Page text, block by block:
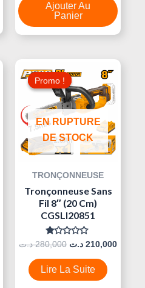
5
Ajouter Au
Panier
Le
460,000 د.ت.
Promo !
EN RUPTURE
DE STOCK
Promo !
TRONÇONNEUSE
Tronçonneuse Sans
Fil 8″ (20 Cm)
CGSLI20851
Note
Sur
5
280,000 د.ت
Prix
Initial
Était :
210,000 د.ت
Le
Lire La Suite